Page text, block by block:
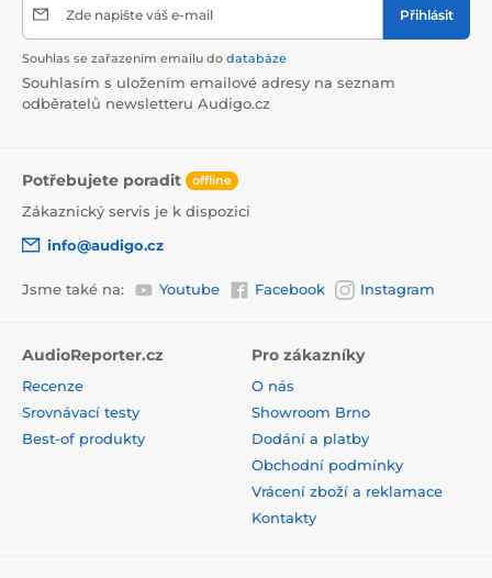
Zde napište váš e-mail Přihlásit
Souhlas se zařazením emailu do databáze
Souhlasím s uložením emailové adresy na seznam
odběratelů newsletteru Audigo.cz
Potřebujete poradit offline
Zákaznický servis je k dispozici
info@audigo.cz
Jsme také na: Youtube Facebook Instagram
AudioReporter.cz
Recenze
Srovnávací testy
Best-of produkty
Pro zákazníky
O nás
Showroom Brno
Dodání a platby
Obchodní podmínky
Vrácení zboží a reklamace
Kontakty